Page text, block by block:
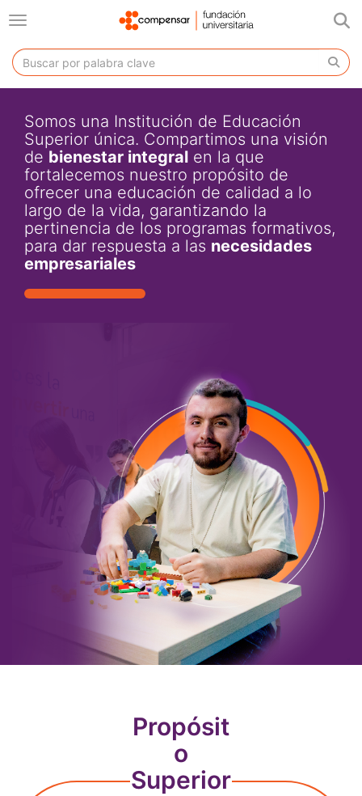
Toggle navigation
Somos una Institución de Educación
Superior única. Compartimos una visión
de bienestar integral en la que
fortalecemos nuestro propósito de
ofrecer una educación de calidad a lo
largo de la vida, garantizando la
pertinencia de los programas formativos,
para dar respuesta a las necesidades
empresariales
Propósit
o
Superior